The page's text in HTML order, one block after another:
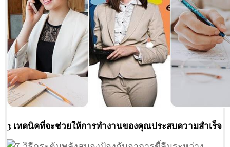
3 เทคนิคที่จะช่วยให้การทำงานของคุณประสบความสำเร็จ